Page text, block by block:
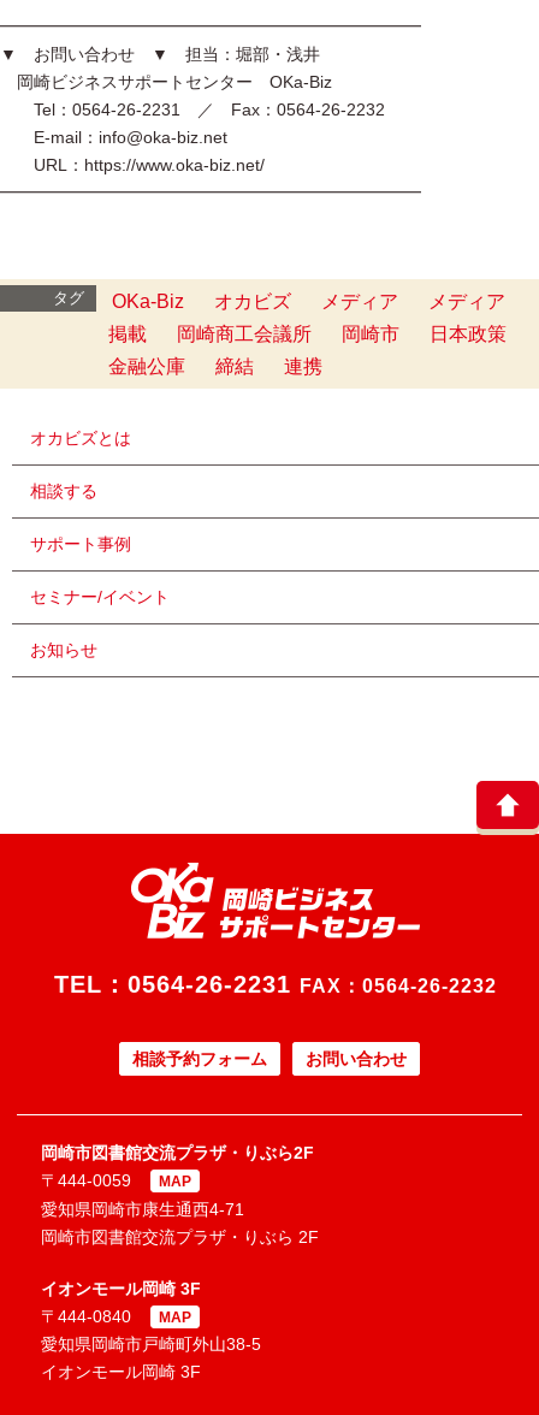
━━━━━━━━━━━━━━━━━━━━━━━━━
▼ お問い合わせ ▼ 担当：堀部・浅井
岡崎ビジネスサポートセンター OKa-Biz
Tel：0564-26-2231 ／ Fax：0564-26-2232
E-mail：info@oka-biz.net
URL：https://www.oka-biz.net/
━━━━━━━━━━━━━━━━━━━━━━━━━
タグ OKa-Biz オカビズ メディア
メディア
掲載
岡崎商工会議所 岡崎市
日本政策
金融公庫
締結 連携
オカビズとは
相談する
サポート事例
セミナー/イベント
お知らせ
TEL： 0564-26-2231 FAX：0564-26-2232
相談予約フォーム お問い合わせ
岡崎市図書館交流プラザ・りぶら2F
〒444-0059
MAP
愛知県岡崎市康生通西4-71
岡崎市図書館交流プラザ・りぶら 2F
イオンモール岡崎 3F
〒444-0840
MAP
愛知県岡崎市戸崎町外山38-5
イオンモール岡崎 3F